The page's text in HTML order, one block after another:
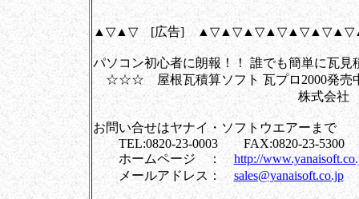
▲▽▲▽ [広告]
パソコン初心者に朗報！！ 誰でも簡単に瓦見
☆☆☆ 屋根瓦積算ソフト 瓦プロ2000発
株式会社 ヤナイ・ソ
お問い合せはヤナイ・ソフトウエアーまで
TEL:0820-23-0003 FAX:0820-23-5300
ホームページ ：http://
メールアドレス： sales@yanaisoft.co.jp